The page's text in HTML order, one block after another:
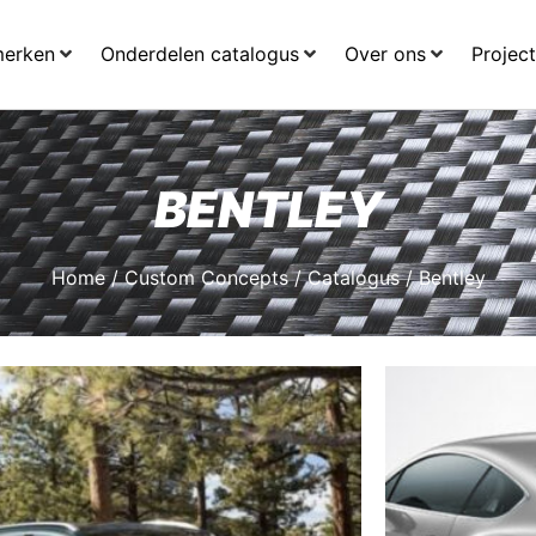
Onderdelen catalogus Over ons
BENTLEY
Home/Custom Concepts/Catalogus/ Bentley